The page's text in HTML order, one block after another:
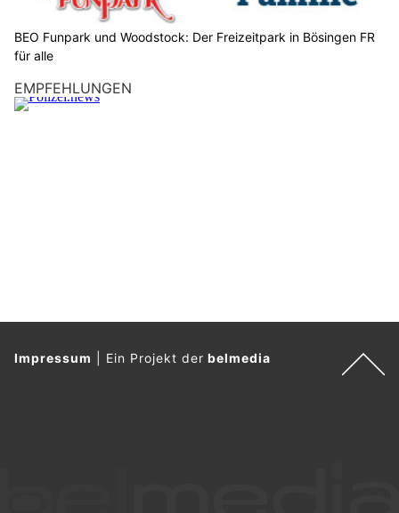
e
n
t
BEO Funpark und Woodstock: Der Freizeitpark in Bösingen FR
für alle
EMPFEHLUNGEN
Impressum Ein Projekt derbelmedia